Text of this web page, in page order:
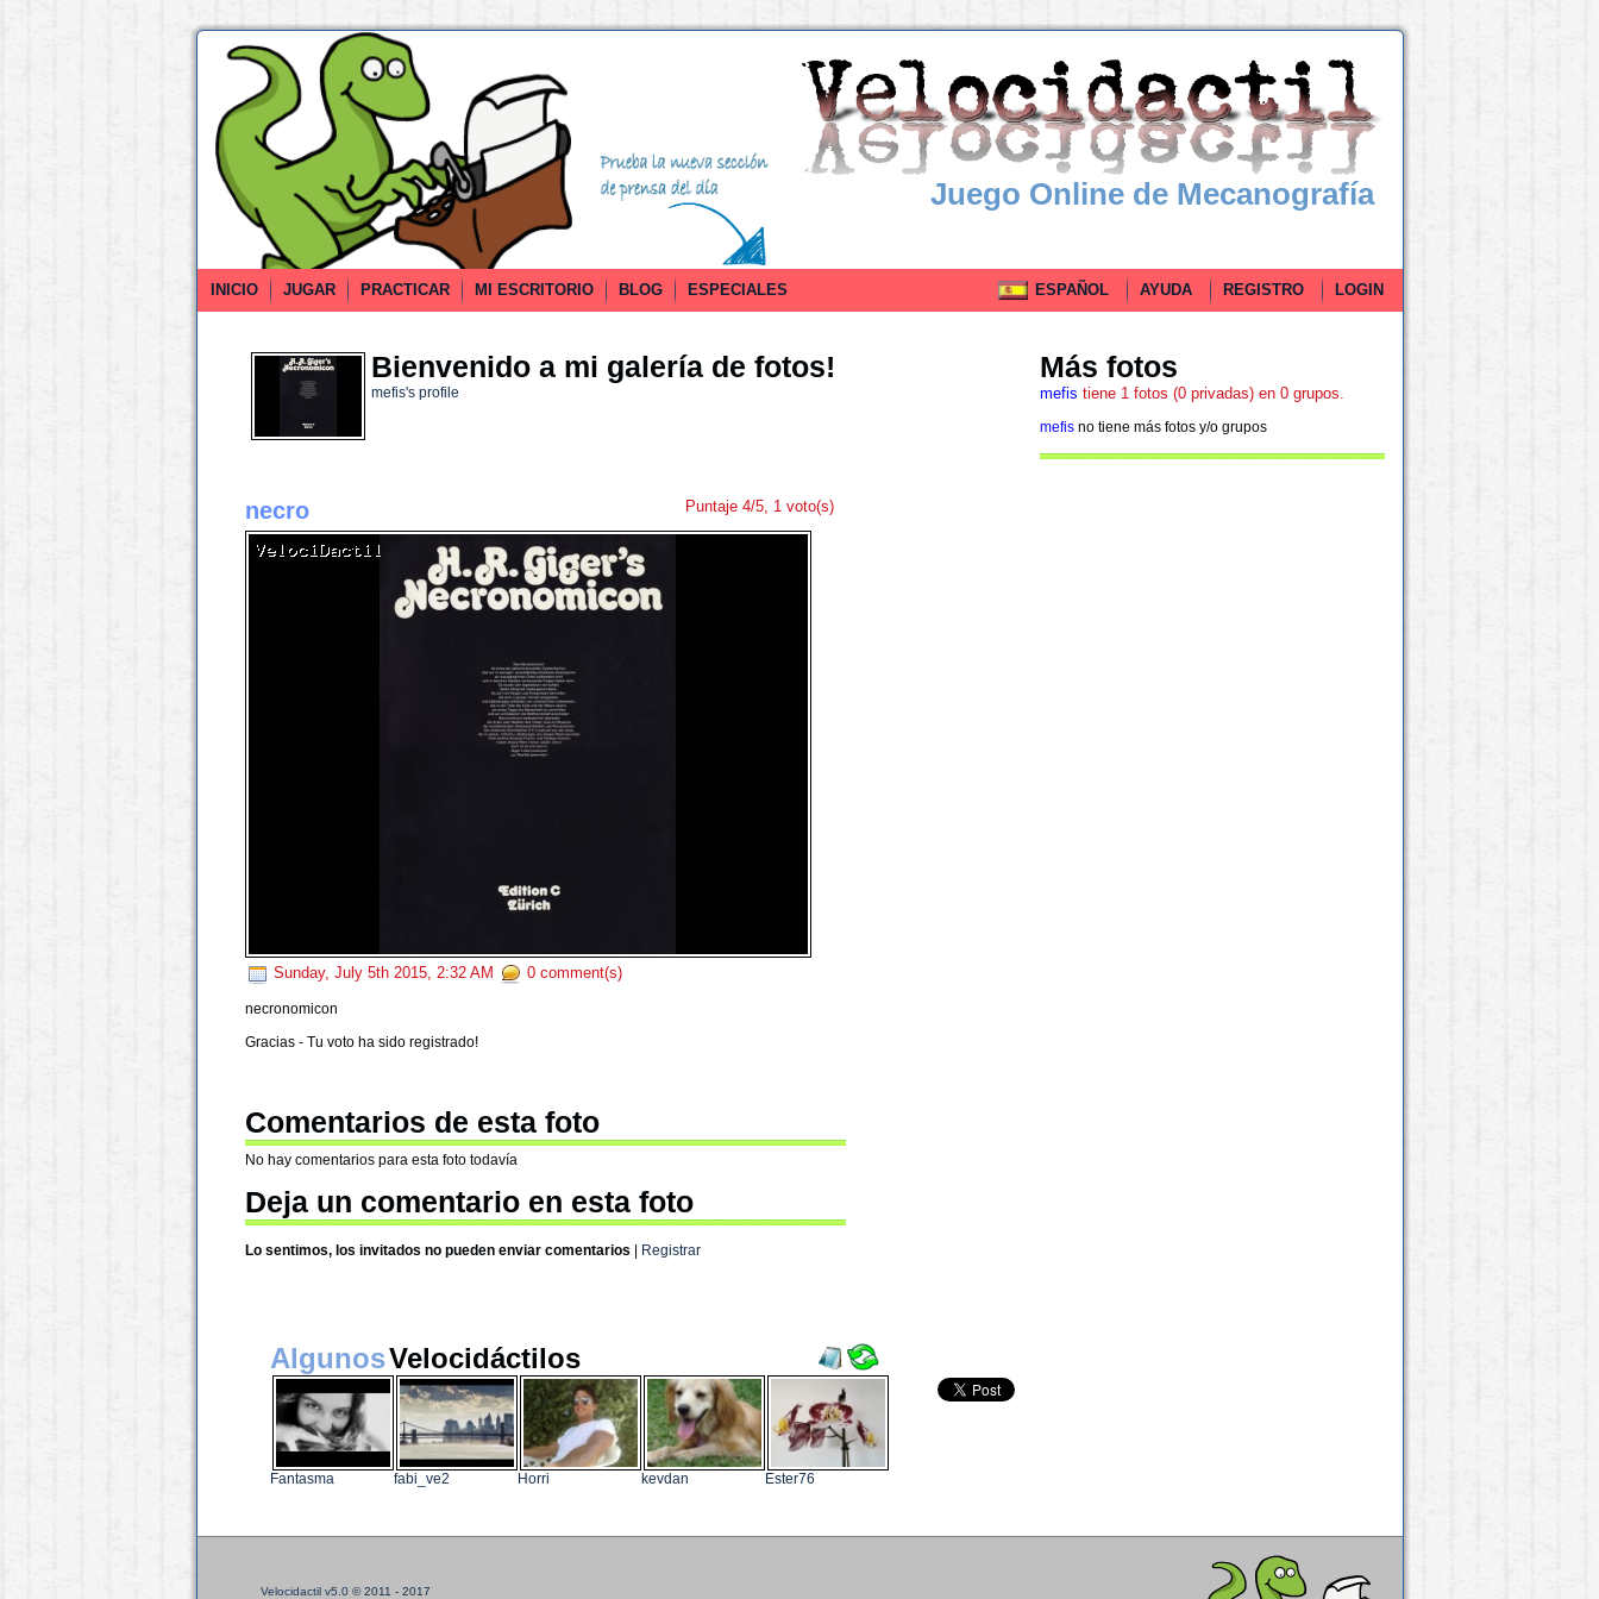
Juego Online de Mecanografía
INICIO JUGAR PRACTICAR MI ESCRITORIO BLOG ESPECIALES ESPAÑOL AYUDA REGISTRO LOGIN
Bienvenido a mi galería de fotos!
mefis's profile
necro Puntaje 4/5, 1 voto(s)
Sunday, July 5th 2015, 2:32 AM 0 comment(s)
necronomicon
Gracias - Tu voto ha sido registrado!
Comentarios de esta foto
No hay comentarios para esta foto todavía
Deja un comentario en esta foto
Lo sentimos, los invitados no pueden enviar comentarios Registrar
Más fotos
mefis tiene 1 fotos (0 privadas) en 0 grupos.
mefisno tiene más fotos y/o grupos
AlgunosVelocidáctilos
Fantasma fabi_ve2 Horri kevdan Ester76
Velocidactil v5.0 © 2011 - 2017